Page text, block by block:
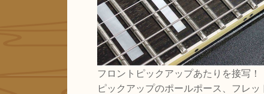
フロントピックアップあたりを接写！
ピックアップのポールポース、フレッ